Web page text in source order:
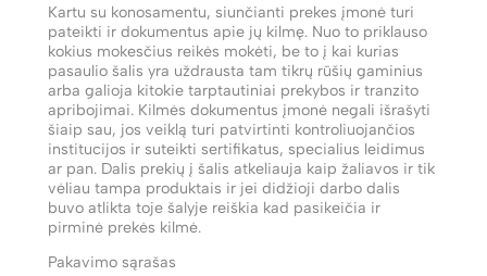
Kartu su konosamentu, siunčianti prekes įmonė turi
pateikti ir dokumentus apie jų kilmę. Nuo to priklauso
kokius mokesčius reikės mokėti, be to į kai kurias
pasaulio šalis yra uždrausta tam tikrų rūšių gaminius
arba galioja kitokie tarptautiniai prekybos ir tranzito
apribojimai. Kilmės dokumentus įmonė negali išrašyti
šiaip sau, jos veiklą turi patvirtinti kontroliuojančios
institucijos ir suteikti sertifikatus, specialius leidimus
ar pan. Dalis prekių į šalis atkeliauja kaip žaliavos ir tik
vėliau tampa produktais ir jei didžioji darbo dalis
buvo atlikta toje šalyje reiškia kad pasikeičia ir
pirminė prekės kilmė.
Pakavimo sąrašas